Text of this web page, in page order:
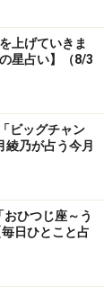
たほうが安
上げていきま
星占い】（8/3
ビッグチャン
乃が占う今月
ひつじ座～う
日ひとこと占